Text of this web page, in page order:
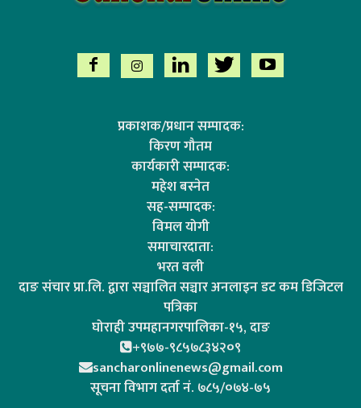
प्रकाशक/प्रधान सम्पादक:
किरण गौतम
कार्यकारी सम्पादक:
महेश बस्नेत
सह-सम्पादक:
विमल योगी
समाचारदाता:
भरत वली
दाङ संचार प्रा.लि. द्वारा सञ्चालित सञ्चार अनलाइन डट कम डिजिटल
पत्रिका
घोराही उपमहानगरपालिका-१५, दाङ
+९७७-९८५७८३४२०९
sancharonlinenews@gmail.com
सूचना विभाग दर्ता न‌ं. ७८५/०७४-७५